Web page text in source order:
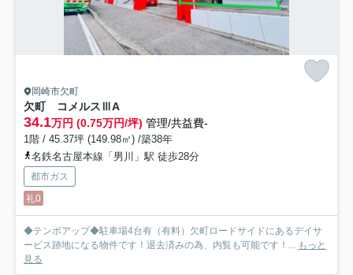
岡崎市欠町
欠町 コメルスⅢA
34.1万円 (0.75万円/坪) 管理/共益費-
1階 / 45.37坪 (149.98㎡) /築38年
名鉄名古屋本線「男川」駅 徒歩28分
都市ガス
礼0
◆テンポアップ◆駐車場4台有（有料）欠町ロードサイドにあるデイサ
ービス跡地になる物件です！退去済みの為、内覧も可能です！... もっと
見る